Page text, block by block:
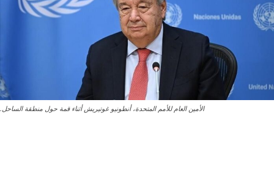
الأمين العام للأمم المتحدة، أنطونيو غوتيريش أثناء قمة حول منطقة الساحل.